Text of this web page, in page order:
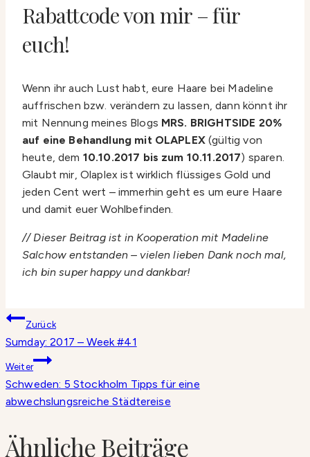
Rabattcode von mir – für
euch!
Wenn ihr auch Lust habt, eure Haare bei Madeline
auffrischen bzw. verändern zu lassen, dann könnt ihr
mit Nennung meines Blogs MRS. BRIGHTSIDE 20%
auf eine Behandlung mit OLAPLEX(gültig von
heute, dem 10.10.2017 bis zum 10.11.2017) sparen.
Glaubt mir, Olaplex ist wirklich flüssiges Gold und
jeden Cent wert – immerhin geht es um eure Haare
und damit euer Wohlbefinden.
// Dieser Beitrag ist in Kooperation mit Madeline
Salchow entstanden – vielen lieben Dank noch mal,
ich bin super happy und dankbar!
Beitragsnavigation
Zurück
Sumday: 2017 – Week #41
Weiter
Schweden: 5 Stockholm Tipps für eine
abwechslungsreiche Städtereise
Ähnliche Beiträge